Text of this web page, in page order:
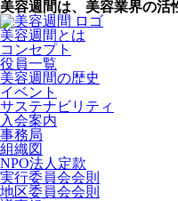
美容週間は、美容業界の活
美容週間とは
コンセプト
役員一覧
美容週間の歴史
イベント
サステナビリティ
入会案内
事務局
組織図
NPO法人定款
実行委員会会則
地区委員会会則